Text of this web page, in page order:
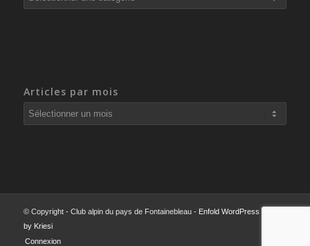
par
Articles par mois
© Copyright - Club alpin du pays de Fontainebleau - Enfold WordPress Theme
by Kriesi
Connexion